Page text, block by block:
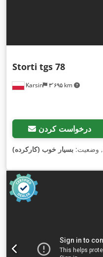
Karsin ۳٬۶۹۵ km
Storti tgs 78
درخواست کردن
, وضعیت: بسیار خوب (کارکرده)